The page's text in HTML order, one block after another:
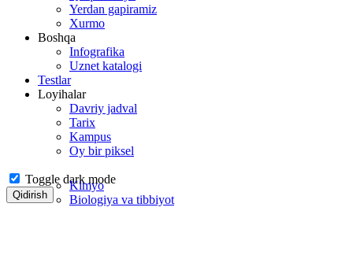
Yerdan gapiramiz
Xurmo
Boshqa
Infografika
Uznet katalogi
Testlar
Loyihalar
Davriy jadval
Tarix
Kampus
Oy bir piksel
Toggle dark mode
Qidirish
Kimyo
Biologiya va tibbiyot